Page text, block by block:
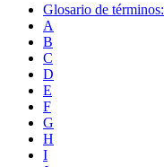
Glosario de términos:
A
B
C
D
E
F
G
H
I